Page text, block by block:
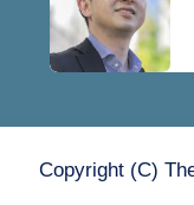
Copyright (C)